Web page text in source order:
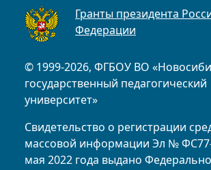
© 1999-2026, ФГБОУ ВО
государственный педагогический
университет»
Свидетельство о регистрации
массовой информации Эл №
мая 2022 года выдано
Гранты президента
Федерации